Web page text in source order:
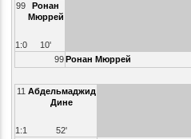
99
Ронан
Мюррей
1:0
10'
99Ронан Мюррей
11 Абдельмаджид
Дине
1:1
52'